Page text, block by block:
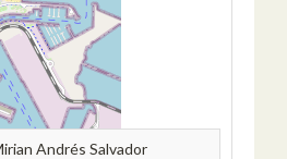
Andrés Salvador